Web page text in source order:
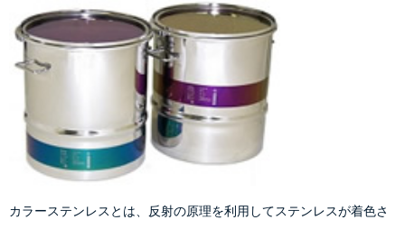
カラーステンレスとは、反射の原理を利用してステンレスが着色さ